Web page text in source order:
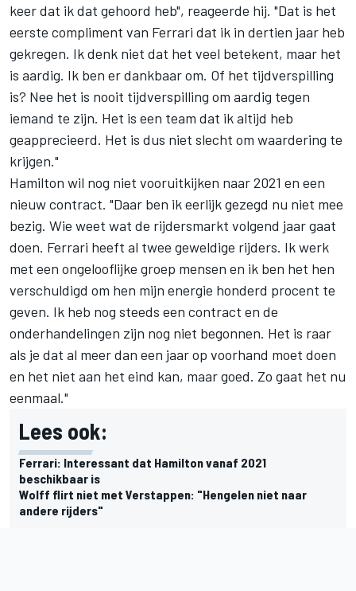
keer dat ik dat gehoord heb", reageerde hij. "Dat is het
eerste compliment van Ferrari dat ik in dertien jaar heb
gekregen. Ik denk niet dat het veel betekent, maar het
is aardig. Ik ben er dankbaar om. Of het tijdverspilling
is? Nee het is nooit tijdverspilling om aardig tegen
iemand te zijn. Het is een team dat ik altijd heb
geapprecieerd. Het is dus niet slecht om waardering te
krijgen."
Hamilton wil nog niet vooruitkijken naar 2021 en een
nieuw contract. "Daar ben ik eerlijk gezegd nu niet mee
bezig. Wie weet wat de rijdersmarkt volgend jaar gaat
doen. Ferrari heeft al twee geweldige rijders. Ik werk
met een ongelooflijke groep mensen en ik ben het hen
verschuldigd om hen mijn energie honderd procent te
geven. Ik heb nog steeds een contract en de
onderhandelingen zijn nog niet begonnen. Het is raar
als je dat al meer dan een jaar op voorhand moet doen
en het niet aan het eind kan, maar goed. Zo gaat het nu
eenmaal."
Lees ook:
Ferrari: Interessant dat Hamilton vanaf 2021
beschikbaar is
Wolff flirt niet met Verstappen: "Hengelen niet naar
andere rijders"